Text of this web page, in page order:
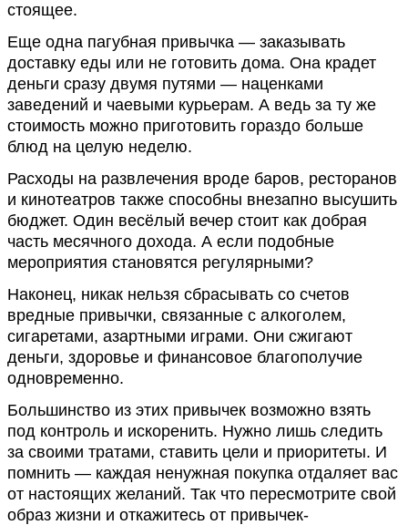
стоящее.
Еще одна пагубная привычка — заказывать
доставку еды или не готовить дома. Она крадет
деньги сразу двумя путями — наценками
заведений и чаевыми курьерам. А ведь за ту же
стоимость можно приготовить гораздо больше
блюд на целую неделю.
Расходы на развлечения вроде баров, ресторанов
и кинотеатров также способны внезапно высушить
бюджет. Один весёлый вечер стоит как добрая
часть месячного дохода. А если подобные
мероприятия становятся регулярными?
Наконец, никак нельзя сбрасывать со счетов
вредные привычки, связанные с алкоголем,
сигаретами, азартными играми. Они сжигают
деньги, здоровье и финансовое благополучие
одновременно.
Большинство из этих привычек возможно взять
под контроль и искоренить. Нужно лишь следить
за своими тратами, ставить цели и приоритеты. И
помнить — каждая ненужная покупка отдаляет вас
от настоящих желаний. Так что пересмотрите свой
образ жизни и откажитесь от привычек-